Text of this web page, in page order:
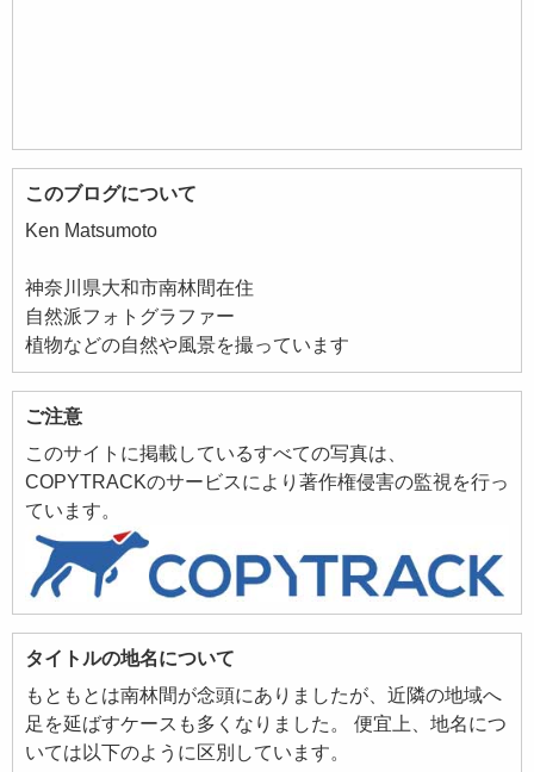
このブログについて
Ken Matsumoto
神奈川県大和市南林間在住
自然派フォトグラファー
植物などの自然や風景を撮っています
ご注意
このサイトに掲載しているすべての写真は、
COPYTRACKのサービスにより著作権侵害の監視を行っ
ています。
タイトルの地名について
もともとは南林間が念頭にありましたが、近隣の地域へ
足を延ばすケースも多くなりました。 便宜上、地名につ
いては以下のように区別しています。